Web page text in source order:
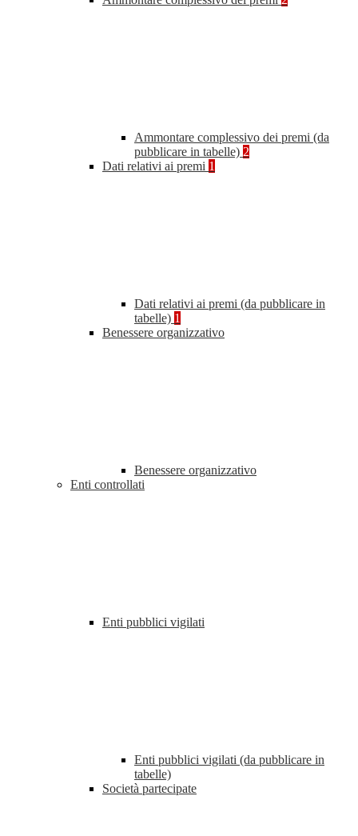
Ammontare complessivo dei premi (da
pubblicare in tabelle) 2
Dati relativi ai premi 1
Dati relativi ai premi (da pubblicare in
tabelle) 1
Benessere organizzativo
Benessere organizzativo
Enti controllati
Enti pubblici vigilati
Enti pubblici vigilati (da pubblicare in
tabelle)
Società partecipate